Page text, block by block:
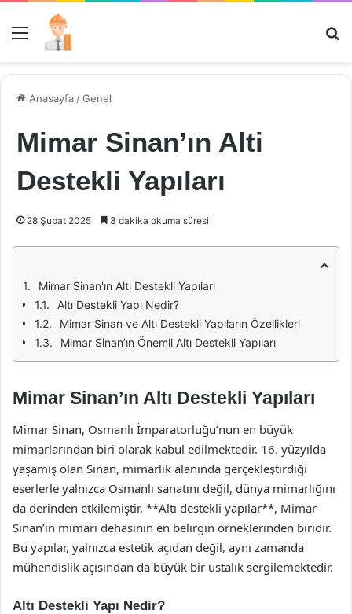
Menü
Anasayfa /Genel
Mimar Sinan’ın Alti
Destekli Yapıları
28 Şubat 2025 3 dakika okuma süresi
Mimar Sinan'ın Altı Destekli Yapıları
Altı Destekli Yapı Nedir?
Mimar Sinan ve Altı Destekli Yapıların Özellikleri
Mimar Sinan’ın Önemli Altı Destekli Yapıları
Mimar Sinan’ın Altı Destekli Yapıları
Mimar Sinan, Osmanlı İmparatorluğu’nun en büyük
mimarlarından biri olarak kabul edilmektedir. 16. yüzyılda
yaşamış olan Sinan, mimarlık alanında gerçekleştirdiği
eserlerle yalnızca Osmanlı sanatını değil, dünya mimarlığını
da derinden etkilemiştir. **Altı destekli yapılar**, Mimar
Sinan’ın mimari dehasının en belirgin örneklerinden biridir.
Bu yapılar, yalnızca estetik açıdan değil, aynı zamanda
mühendislik açısından da büyük bir ustalık sergilemektedir.
Altı Destekli Yapı Nedir?